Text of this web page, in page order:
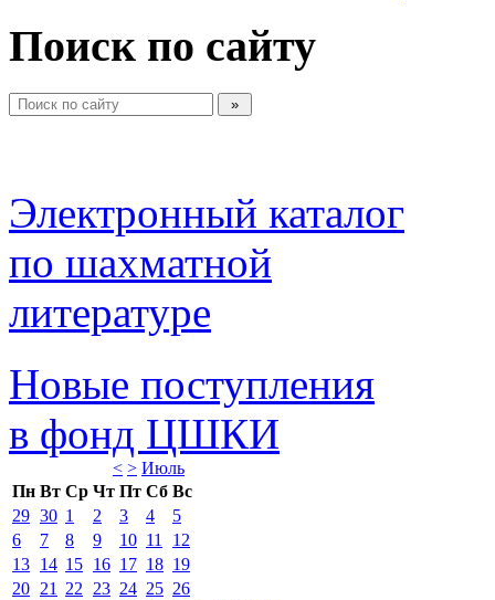
Поиск по сайту
Электронный каталог
по шахматной
литературе
Новые поступления
в фонд ЦШКИ
< > Июль
Пн Вт Ср Чт Пт Сб Вс
29 30 1 2 3 4
5
6
7 8 9 10 11
12
13 14 15 16 17 18 19
20 21 22 23 24 25 26